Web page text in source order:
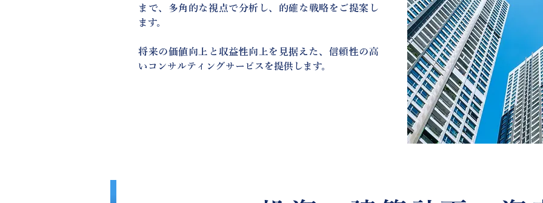
まで、多角的な視点で分析し、的確な戦略をご提案し
ます。
将来の価値向上と収益性向上を見据えた、信頼性の高
いコンサルティングサービスを提供します。